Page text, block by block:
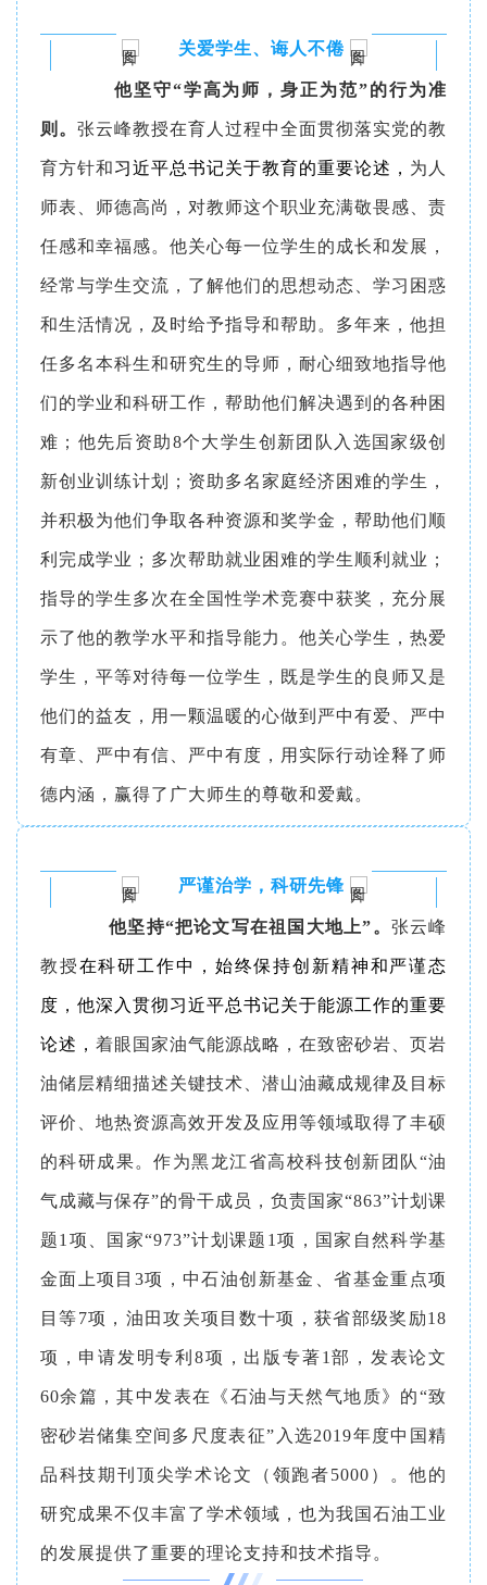
关爱学生、诲人不倦
他坚守“学高为师，身正为范”的行为准
则。 张云峰教授在育人过程中全面贯彻落实党的教
育方针和习近平总书记关于教育的重要论述， 为人
师表、师德高尚，对教师这个职业充满敬畏感、责
任感和幸福感。他关心每一位学生的成长和发展，
经常与学生交流，了解他们的思想动态、学习困惑
和生活情况，及时给予指导和帮助。多年来，他担
任多名本科生和研究生的导师，耐心细致地指导他
们的学业和科研工作，帮助他们解决遇到的各种困
难；他先后资助8个大学生创新团队入选国家级创
新创业训练计划；资助多名家庭经济困难的学生，
并积极为他们争取各种资源和奖学金，帮助他们顺
利完成学业；多次帮助就业困难的学生顺利就业；
指导的学生多次在全国性学术竞赛中获奖，充分展
示了他的教学水平和指导能力。他关心学生，热爱
学生，平等对待每一位学生，既是学生的良师又是
他们的益友，用一颗温暖的心做到严中有爱、严中
有章、严中有信、严中有度，用实际行动诠释了师
德内涵，赢得了广大师生的尊敬和爱戴。
严谨治学，科研先锋
他坚持“把论文写在祖国大地上”。 张云峰
教授在科研工作中，始终保持创新精神和严谨态
度，他深入贯彻习近平总书记关于能源工作的重要
论述， 着眼国家油气能源战略，在致密砂岩、页岩
油储层精细描述关键技术、潜山油藏成规律及目标
评价、地热资源高效开发及应用等领域取得了丰硕
的科研成果。作为黑龙江省高校科技创新团队“油
气成藏与保存”的骨干成员，负责国家“863”计划课
题1项、国家“973”计划课题1项，国家自然科学基
金面上项目3项，中石油创新基金、省基金重点项
目等7项，油田攻关项目数十项，获省部级奖励18
项，申请发明专利8项，出版专著1部，发表论文
60余篇，其中发表在《石油与天然气地质》的“致
密砂岩储集空间多尺度表征”入选2019年度中国精
品科技期刊顶尖学术论文（领跑者5000）。他的
研究成果不仅丰富了学术领域，也为我国石油工业
的发展提供了重要的理论支持和技术指导。